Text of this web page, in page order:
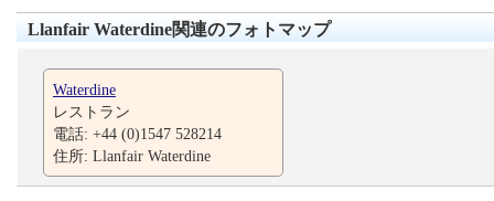
Llanfair Waterdine関連のフォトマップ
Waterdine
レストラン
電話: +44 (0)1547 528214
住所: Llanfair Waterdine